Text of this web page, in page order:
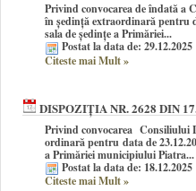
Privind convocarea de îndată a
în şedinţă extraordinară pentru
sala de ședințe a Primăriei...
Postat la data de: 29.12.2025
Citeste mai Mult»
DISPOZIȚIA NR. 2628 DIN
Privind convocarea Consiliului
ordinară pentru data de
a Primăriei municipiului Piatra...
Postat la data de: 18.12.2025
Citeste mai Mult»